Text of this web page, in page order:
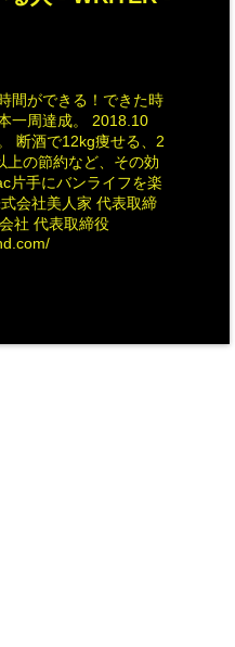
間ができる！できた時
一周達成。 2018.10
断酒で12kg痩せる、2
上の節約など、その効
片手にバンライフを楽
会社美人家 代表取締
社 代表取締役